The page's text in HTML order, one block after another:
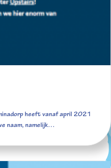
heeft vanaf april 2021
naam, namelijk…